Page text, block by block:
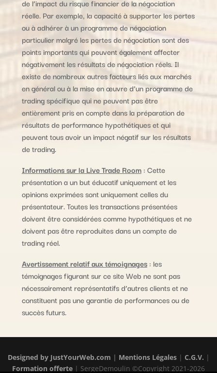
de l’impact du risque financier de la négociation
réelle. Par exemple, la capacité à supporter les pertes
ou à adhérer à un programme de négociation
particulier malgré les pertes de négociation sont des
points importants qui peuvent également affecter
négativement les résultats de négociation réels. Il
existe de nombreux autres facteurs liés aux marchés
en général ou à la mise en œuvre d’un programme de
trading spécifique qui ne peuvent pas être
entièrement pris en compte dans la préparation de
résultats de performance hypothétiques et qui
peuvent tous avoir un impact négatif sur les résultats
de trading.
Informations sur la Live Trade Room: Cette
présentation a un but éducatif uniquement et les
opinions exprimées sont uniquement celles du
présentateur. Toutes les transactions présentées
doivent être considérées comme hypothétiques et ne
doivent pas être reproduites dans un compte de
trading réel.
Avertissement relatif aux témoignages: les
témoignages figurant sur ce site Web ne sont pas
nécessairement représentatifs d’autres clients et ne
constituent pas une garantie de performances ou de
succès futurs.
Designed by JustYourWeb.com | Mentions Légales| C.G.V. |
Formation offerte | SergeDemoulin ©Copyright 2021-2026